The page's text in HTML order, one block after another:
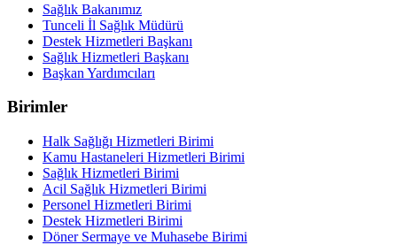
Sağlık Bakanımız
Tunceli İl Sağlık Müdürü
Destek Hizmetleri Başkanı
Sağlık Hizmetleri Başkanı
Başkan Yardımcıları
Birimler
Halk Sağlığı Hizmetleri Birimi
Kamu Hastaneleri Hizmetleri Birimi
Sağlık Hizmetleri Birimi
Acil Sağlık Hizmetleri Birimi
Personel Hizmetleri Birimi
Destek Hizmetleri Birimi
Döner Sermaye ve Muhasebe Birimi